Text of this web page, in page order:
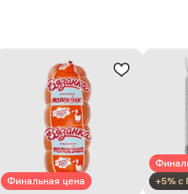
Финальная цена
+5% с